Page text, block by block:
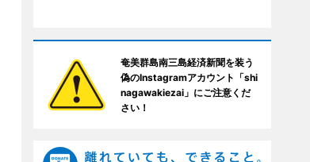
奄美群島南三島経済新聞を装う
偽のInstagramアカウント「shi
nagawakiezai」にご注意くだ
さい！